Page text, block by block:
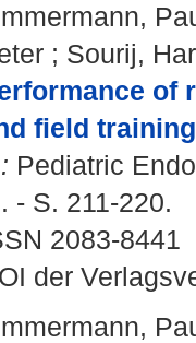
; Sourij,
of
field
Pediatric
- S. 211-220.
2083-8441
der